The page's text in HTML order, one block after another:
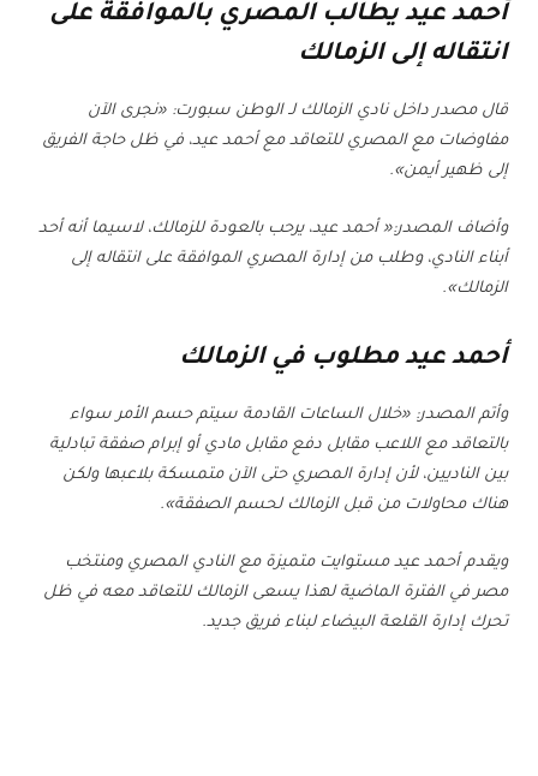
أحمد عيد يطالب المصري بالموافقة على
انتقاله إلى الزمالك
قال مصدر داخل نادي الزمالك لـ الوطن سبورت: «نجرى الآن
مفاوضات مع المصري للتعاقد مع أحمد عيد، في ظل حاجة الفريق
إلى ظهير أيمن».
وأضاف المصدر:« أحمد عيد، يرحب بالعودة للزمالك، لاسيما أنه أحد
أبناء النادي، وطلب من إدارة المصري الموافقة على انتقاله إلى
الزمالك».
أحمد عيد مطلوب في الزمالك
وأتم المصدر: «خلال الساعات القادمة سيتم حسم الأمر سواء
بالتعاقد مع اللاعب مقابل دفع مقابل مادي أو إبرام صفقة تبادلية
بين الناديين، لأن إدارة المصري حتى الآن متمسكة بلاعبها ولكن
هناك محاولات من قبل الزمالك لحسم الصفقة».
ويقدم أحمد عيد مستوايت متميزة مع النادي المصري ومنتخب
مصر في الفترة الماضية لهذا يسعى الزمالك للتعاقد معه في ظل
تحرك إدارة القلعة البيضاء لبناء فريق جديد.